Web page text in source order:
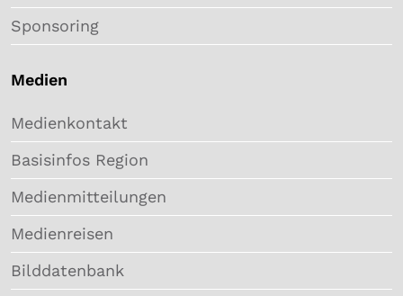
Sponsoring
Medien
Medienkontakt
Basisinfos Region
Medienmitteilungen
Medienreisen
Bilddatenbank